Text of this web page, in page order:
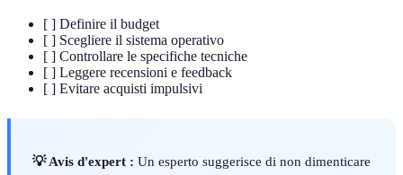
[ ] Definire il budget
[ ] Scegliere il sistema operativo
[ ] Controllare le specifiche tecniche
[ ] Leggere recensioni e feedback
[ ] Evitare acquisti impulsivi
💡 Avis d'expert : Un esperto suggerisce di non dimenticare